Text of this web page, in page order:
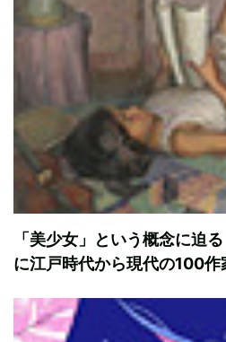
「美少女」という概念に迫
に江戸時代から現代の100作